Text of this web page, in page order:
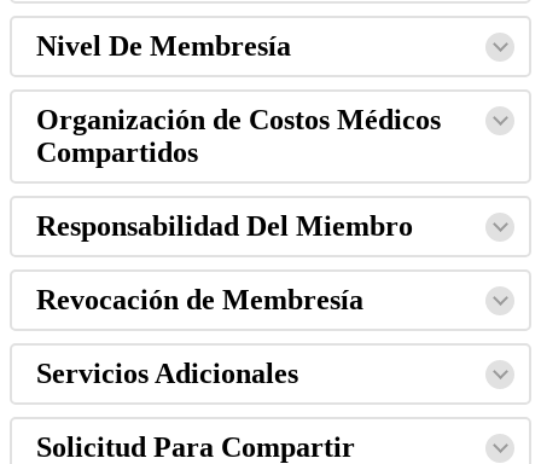
Nivel De Membresía
Organización de Costos Médicos
Compartidos
Responsabilidad Del Miembro
Revocación de Membresía
Servicios Adicionales
Solicitud Para Compartir